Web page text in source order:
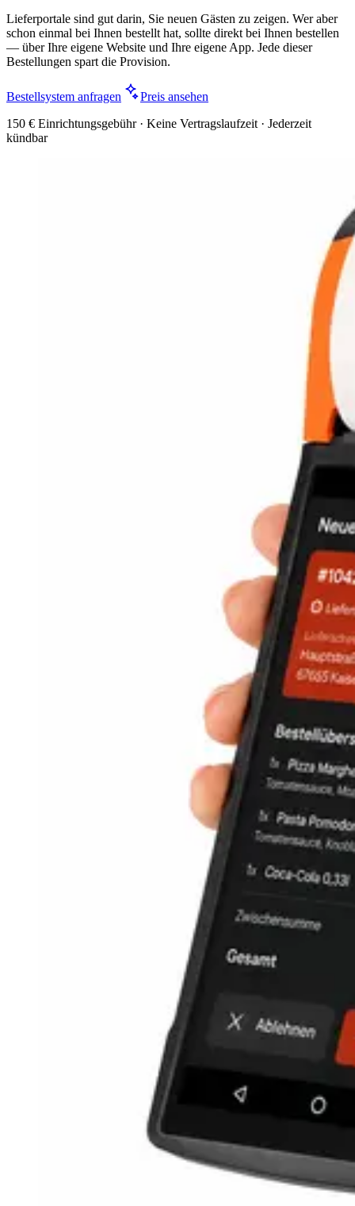
Lieferportale sind gut darin, Sie neuen Gästen zu zeigen. Wer aber
schon einmal bei Ihnen bestellt hat, sollte direkt bei Ihnen bestellen
— über Ihre eigene Website und Ihre eigene App. Jede dieser
Bestellungen spart die Provision.
Bestellsystem anfragen
Preis ansehen
150 € Einrichtungsgebühr · Keine Vertragslaufzeit · Jederzeit
kündbar